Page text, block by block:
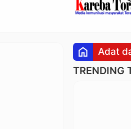
home Adat
TRENDING